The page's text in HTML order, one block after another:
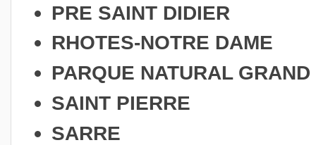
PRE SAINT DIDIER
RHOTES-NOTRE DAME
PARQUE NATURAL
SAINT PIERRE
SARRE